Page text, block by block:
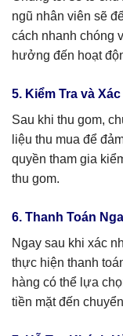
ngũ nhân viên sẽ
cách nhanh chóng
hưởng đến hoạt
5. Kiểm Tra và
Sau khi thu gom,
liệu thu mua để
quyền tham gia
thu gom.
6. Thanh Toán
Ngay sau khi xác
thực hiện thanh
hàng có thể lựa
tiền mặt đến